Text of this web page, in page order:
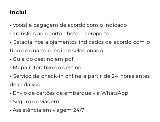
Inclui
• Voo(s) e bagagem de acordo com o indicado
• Transfers aeroporto - hotel - aeroporto
• Estadia nos alojamentos indicados de acordo com o
tipo de quarto e regime selecionado
• Guia do destino em pdf
• Mapa interativo do destino
• Serviço de check-in online a partir de 24 horas antes
de cada voo
• Envio de cartões de embarque via WhatsApp
• Seguro de viagem
• Assistência em viagem 24/7